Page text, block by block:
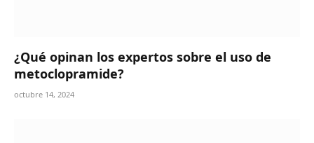
¿Qué opinan los expertos sobre el uso de
metoclopramide?
octubre 14, 2024